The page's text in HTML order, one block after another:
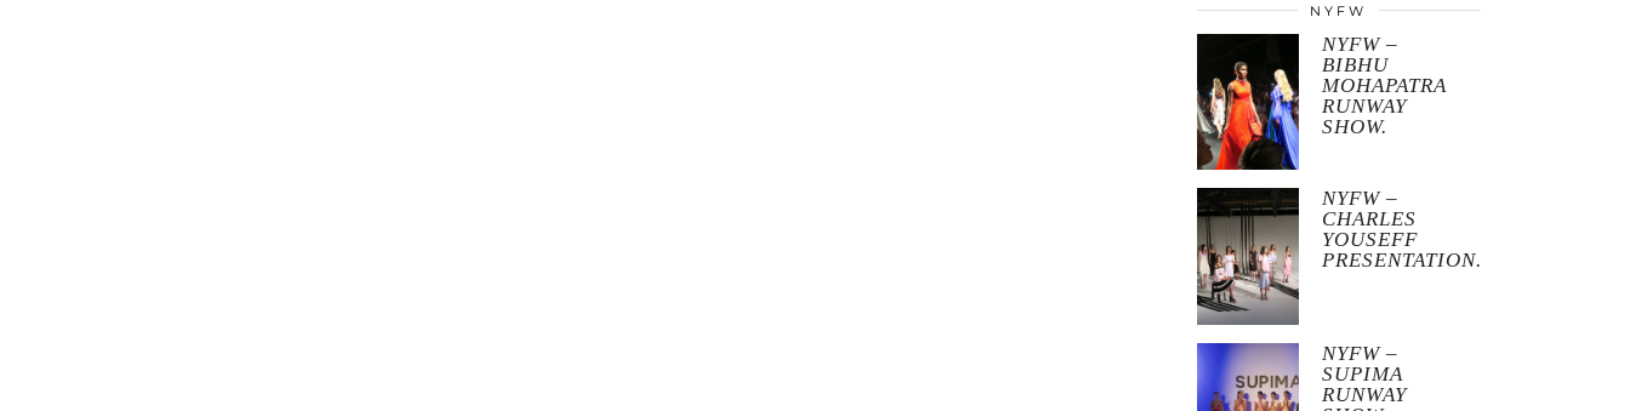
NYFW
NYFW –
BIBHU
MOHAPATRA
RUNWAY
SHOW.
NYFW –
CHARLES
YOUSEFF
PRESENTATION.
NYFW –
SUPIMA
RUNWAY